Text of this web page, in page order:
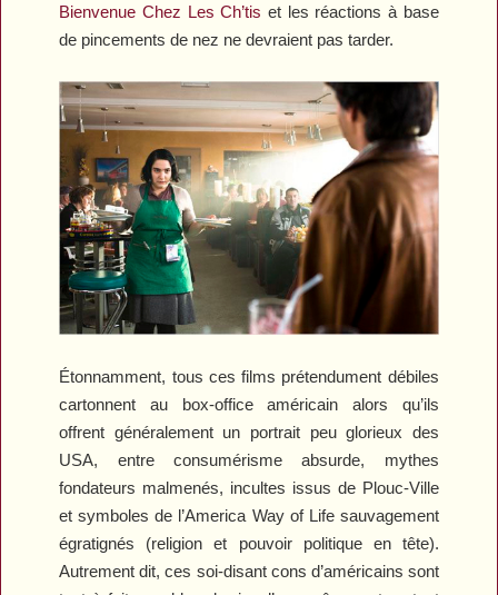
Bienvenue Chez Les Ch’tis et les réactions à base
de pincements de nez ne devraient pas tarder.
Étonnamment, tous ces films prétendument débiles
cartonnent au box-office américain alors qu’ils
offrent généralement un portrait peu glorieux des
USA, entre consumérisme absurde, mythes
fondateurs malmenés, incultes issus de Plouc-Ville
et symboles de l’America Way of Life sauvagement
égratignés (religion et pouvoir politique en tête).
Autrement dit, ces soi-disant cons d’américains sont